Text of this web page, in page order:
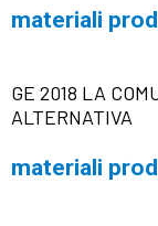
materiali
GE 2018 LA
ALTERNATIVA
materiali